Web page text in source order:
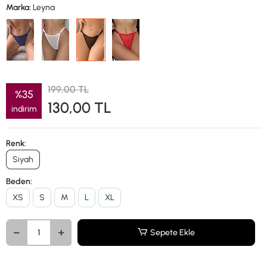
Marka: Leyna
%35
indirim
199,00 TL
130,00 TL
Renk:
Siyah
Beden:
XS
S M L XL
Sepete Ekle